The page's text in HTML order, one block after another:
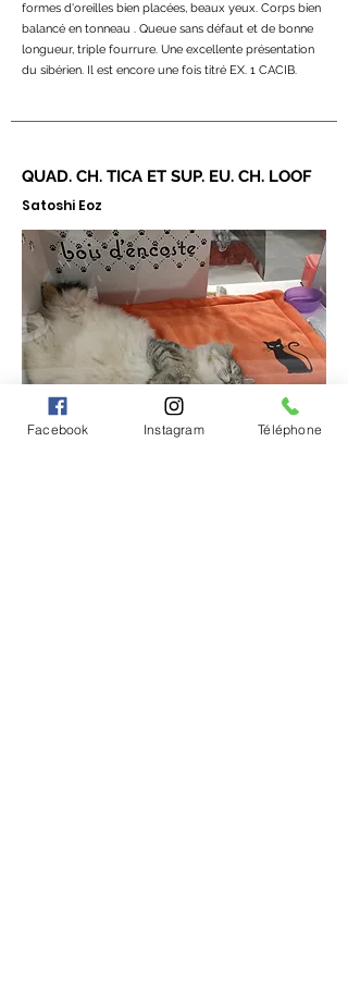
formes d'oreilles bien placées, beaux yeux. Corps bien
balancé en tonneau . Queue sans défaut et de bonne
longueur, triple fourrure. Une excellente présentation
du sibérien​. Il est encore une fois titré EX. 1 CACIB.
QUAD. CH. TICA ET SUP. EU. CH. LOOF
Satoshi Eoz
Facebook Instagram Téléphone